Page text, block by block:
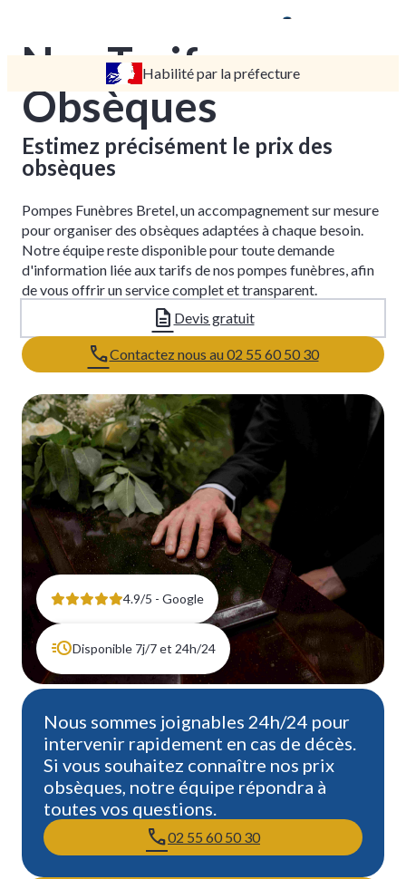
DEVIS
DÉMARCHES
CRÉMATION / INCINÉRATION
ORGANISATION / PRÉPARATION
URGENCE / ASSISTANCE
Habilité par la préfecture
4.9/5 - Google
Disponible 7j/7 et 24h/24
Nos Tarifs
Obsèques
Estimez précisément le prix des
obsèques
Pompes Funèbres Bretel, un accompagnement sur mesure
pour organiser des obsèques adaptées à chaque besoin.
Notre équipe reste disponible pour toute demande
d'information liée aux tarifs de nos pompes funèbres, afin
de vous offrir un service complet et transparent.
Devis gratuit
Contactez nous au 02 55 60 50 30
Nous sommes joignables 24h/24 pour
intervenir rapidement en cas de décès.
Si vous souhaitez connaître nos prix
obsèques, notre équipe répondra à
toutes vos questions.
02 55 60 50 30